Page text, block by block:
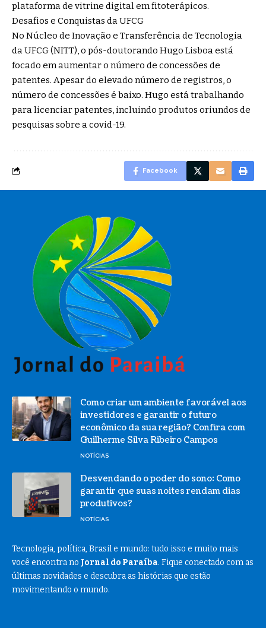
plataforma de vitrine digital em fitoterápicos.
Desafios e Conquistas da UFCG
No Núcleo de Inovação e Transferência de Tecnologia
da UFCG (NITT), o pós-doutorando Hugo Lisboa está
focado em aumentar o número de concessões de
patentes. Apesar do elevado número de registros, o
número de concessões é baixo. Hugo está trabalhando
para licenciar patentes, incluindo produtos oriundos de
pesquisas sobre a covid-19.
Facebook
Como criar um ambiente favorável aos
investidores e garantir o futuro
econômico da sua região? Confira com
Guilherme Silva Ribeiro Campos
NOTÍCIAS
Desvendando o poder do sono: Como
garantir que suas noites rendam dias
produtivos?
NOTÍCIAS
Tecnologia, política, Brasil e mundo: tudo isso e muito mais
você encontra no Jornal do Paraíba. Fique conectado com as
últimas novidades e descubra as histórias que estão
movimentando o mundo.